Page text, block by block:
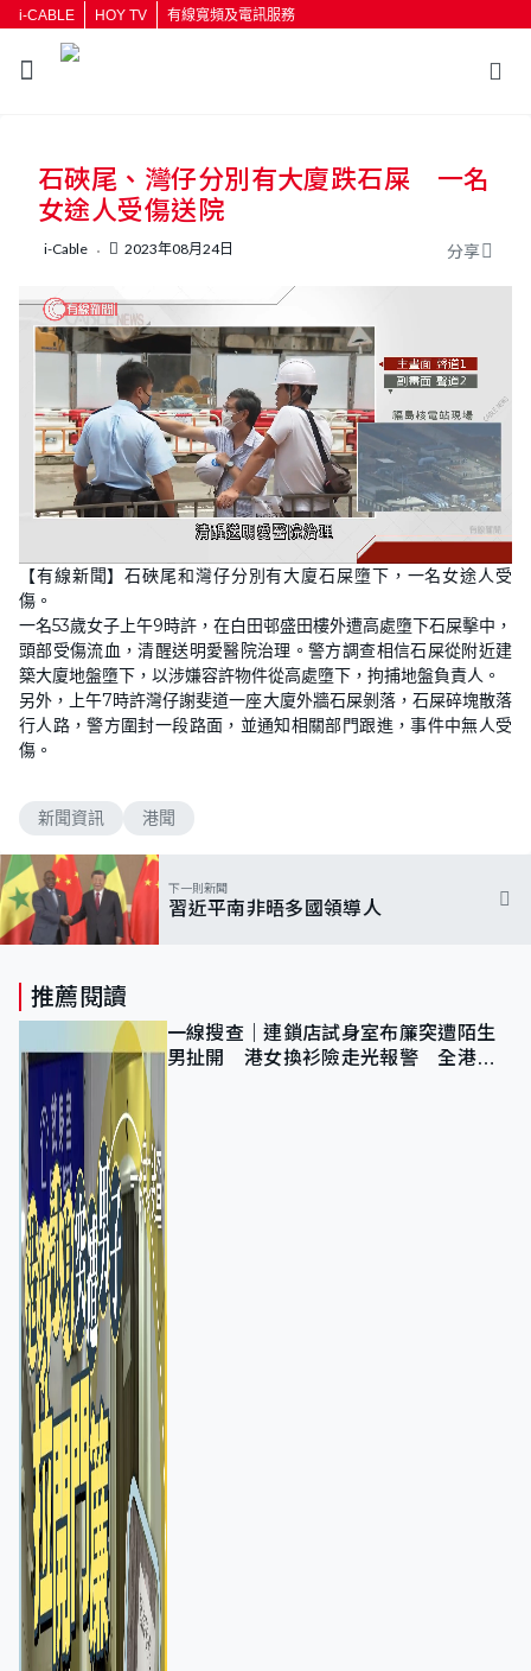
i-CABLE HOY TV 有線寬頻及電訊服務
按輸入鍵開始搜尋
石硤尾、灣仔分別有大廈跌石屎 一名
女途人受傷送院
i-Cable 2023年08月24日 分享
n
m
e
o
a
d
:
6
7
.
5
0
%
【有線新聞】石硤尾和灣仔分別有大廈石屎墮下，一名女途人受
傷。
一名53歲女子上午9時許，在白田邨盛田樓外遭高處墮下石屎擊中，
頭部受傷流血，清醒送明愛醫院治理。警方調查相信石屎從附近建
築大廈地盤墮下，以涉嫌容許物件從高處墮下，拘捕地盤負責人。
另外，上午7時許灣仔謝斐道一座大廈外牆石屎剝落，石屎碎塊散落
行人路，警方圍封一段路面，並通知相關部門跟進，事件中無人受
傷。
新聞資訊 港聞
下一則新聞
習近平南非晤多國領導人
推薦閱讀
一線搜查｜連鎖店試身室布簾突遭陌生
男扯開 港女換衫險走光報警 全港分